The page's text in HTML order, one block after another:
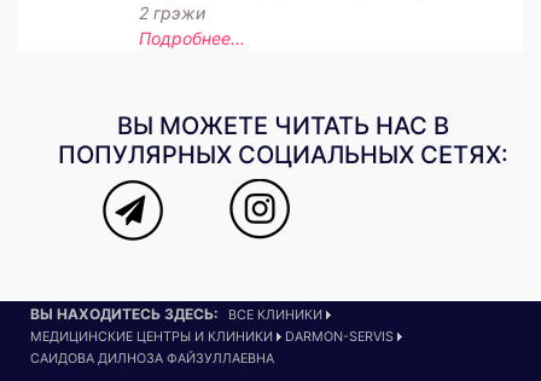
2 грэжи
Подробнее...
ВЫ МОЖЕТЕ ЧИТАТЬ НАС В
ПОПУЛЯРНЫХ СОЦИАЛЬНЫХ СЕТЯХ:
ВЫ НАХОДИТЕСЬ ЗДЕСЬ:
ВСЕ КЛИНИКИ
МЕДИЦИНСКИЕ ЦЕНТРЫ И КЛИНИКИ
DARMON-SERVIS
САИДОВА ДИЛНОЗА ФАЙЗУЛЛАЕВНА